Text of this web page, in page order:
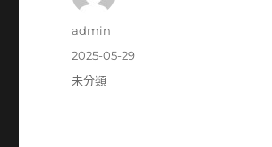
作
admin
發
佈
2025-05-29
分
未分類